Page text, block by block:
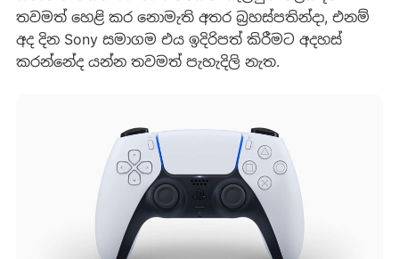
තවමත් හෙළි කර නොමැති අතර බ්‍රහස්පතින්දා, එනම්
අද දින Sony සමාගම එය ඉදිරිපත් කිරීමට අදහස්
කරන්නේද යන්න තවමත් පැහැදිලි නැත.